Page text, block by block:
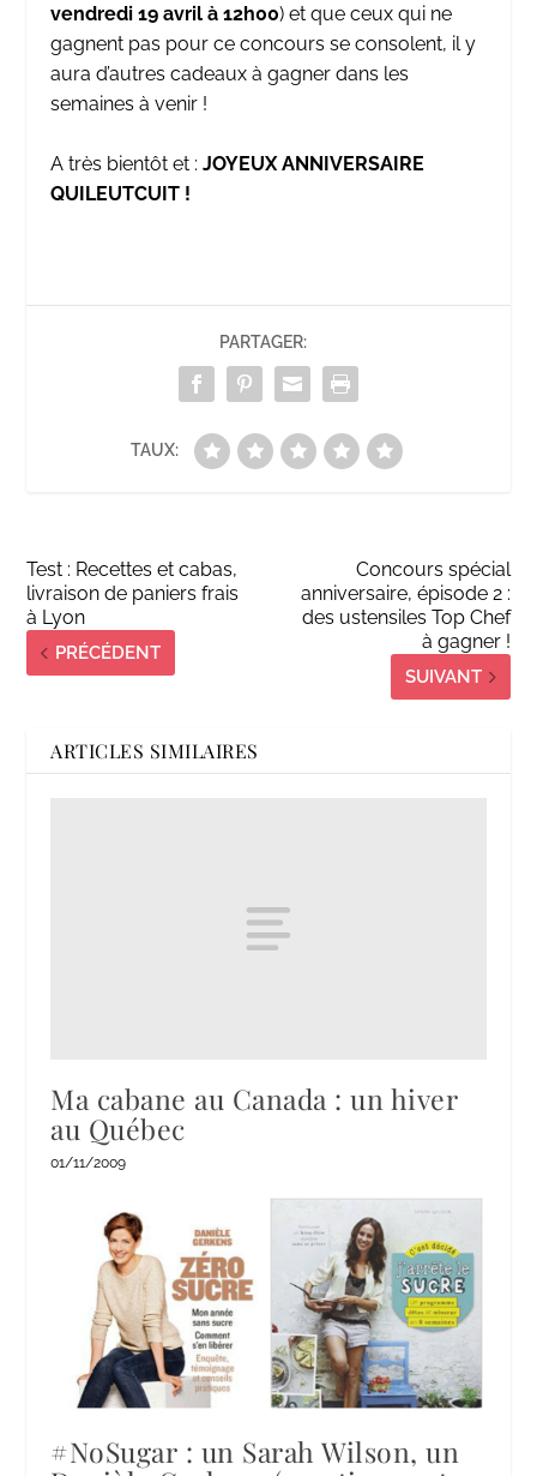
vendredi 19 avril à 12h00) et que ceux qui ne
gagnent pas pour ce concours se consolent, il y
aura d’autres cadeaux à gagner dans les
semaines à venir !
A très bientôt et :JOYEUX ANNIVERSAIRE
QUILEUTCUIT !
PARTAGER:
TAUX:
Test : Recettes et cabas,
livraison de paniers frais
à Lyon
PRÉCÉDENT
Concours spécial
anniversaire, épisode 2 :
des ustensiles Top Chef
à gagner !
SUIVANT
ARTICLES SIMILAIRES
Ma cabane au Canada : un hiver
au Québec
01/11/2009
#NoSugar : un Sarah Wilson, un